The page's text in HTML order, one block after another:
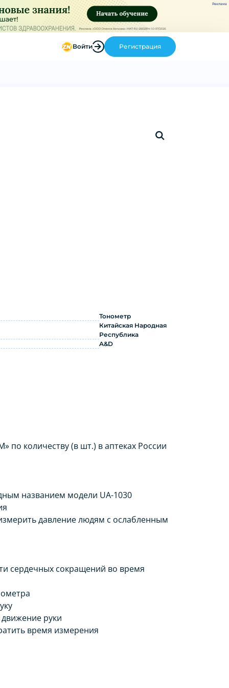
Реклама
Войти Регистрация
Тонометр
Китайская Народная
Республика
A&D
количеству (в шт.) в аптеках России
названием модели UA-1030
давление людям с ослабленным
сердечных сокращений во время
руки
время измерения